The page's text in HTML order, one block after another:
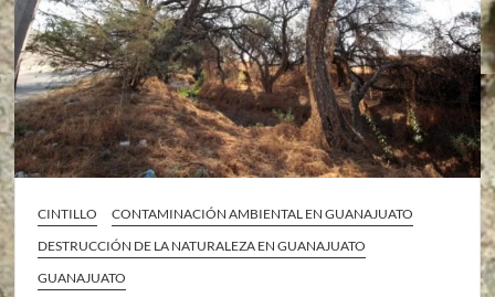
CINTILLO
CONTAMINACIÓN AMBIENTAL EN GUANAJUATO
DESTRUCCIÓN DE LA NATURALEZA EN GUANAJUATO
GUANAJUATO